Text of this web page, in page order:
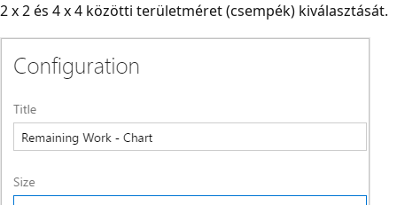
2 x 2 és 4 x 4 közötti területméret (csempék) kiválasztását.